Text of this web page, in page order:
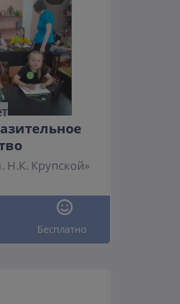
Крупской»
Бесплатно